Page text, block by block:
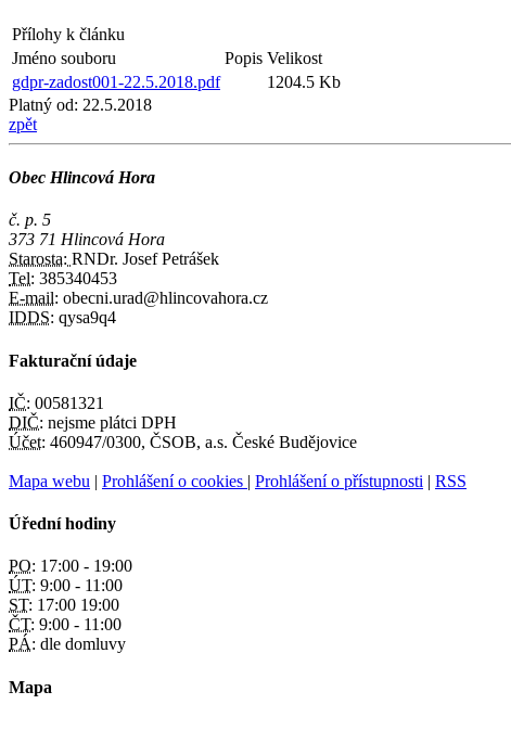
Přílohy k článku
Jméno souboru
Popis Velikost
gdpr-zadost001-22.5.2018.pdf
1204.5 Kb
Platný od: 22.5.2018
zpět
Obec Hlincová Hora
č. p. 5
373 71 Hlincová Hora
Starosta: RNDr. Josef Petrášek
Tel: 385340453
E-mail: obecni.urad@hlincovahora.cz
IDDS: qysa9q4
Fakturační údaje
IČ: 00581321
DIČ: nejsme plátci DPH
Účet: 460947/0300, ČSOB, a.s. České Budějovice
Mapa webu | Prohlášení o cookies | Prohlášení o přístupnosti | RSS
Úřední hodiny
PO: 17:00 - 19:00
ÚT: 9:00 - 11:00
ST: 17:00 19:00
ČT: 9:00 - 11:00
PÁ: dle domluvy
Mapa